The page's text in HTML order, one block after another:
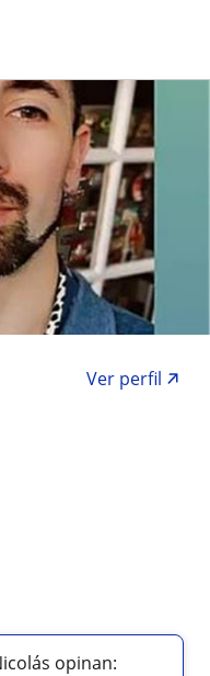
Ver perfil
opinan: